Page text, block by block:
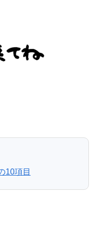
10項目